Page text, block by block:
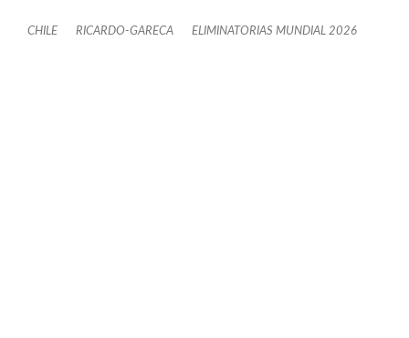
CHILE RICARDO-GARECA ELIMINATORIAS MUNDIAL 2026